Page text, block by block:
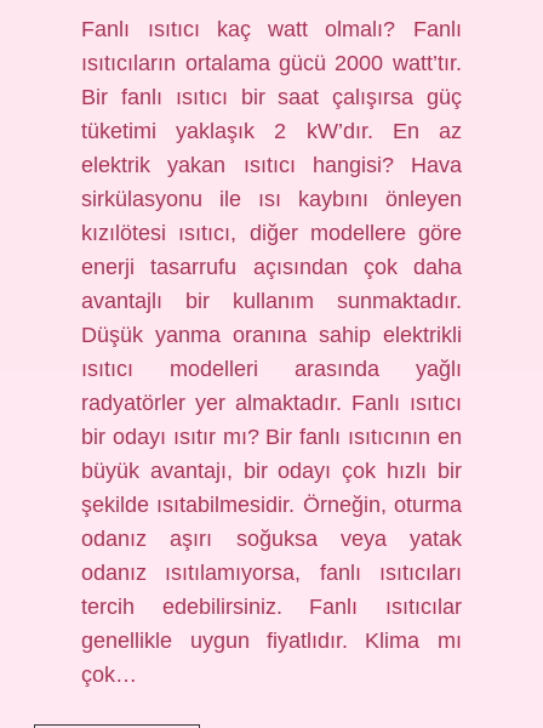
Fanlı ısıtıcı kaç watt olmalı? Fanlı
ısıtıcıların ortalama gücü 2000 watt’tır.
Bir fanlı ısıtıcı bir saat çalışırsa güç
tüketimi yaklaşık 2 kW’dır. En az
elektrik yakan ısıtıcı hangisi? Hava
sirkülasyonu ile ısı kaybını önleyen
kızılötesi ısıtıcı, diğer modellere göre
enerji tasarrufu açısından çok daha
avantajlı bir kullanım sunmaktadır.
Düşük yanma oranına sahip elektrikli
ısıtıcı modelleri arasında yağlı
radyatörler yer almaktadır. Fanlı ısıtıcı
bir odayı ısıtır mı? Bir fanlı ısıtıcının en
büyük avantajı, bir odayı çok hızlı bir
şekilde ısıtabilmesidir. Örneğin, oturma
odanız aşırı soğuksa veya yatak
odanız ısıtılamıyorsa, fanlı ısıtıcıları
tercih edebilirsiniz. Fanlı ısıtıcılar
genellikle uygun fiyatlıdır. Klima mı
çok…